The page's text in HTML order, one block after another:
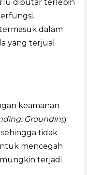
diputar terlebih
dalam
yang terjual
keamanan
. Grounding
tidak
mencegah
terjadi